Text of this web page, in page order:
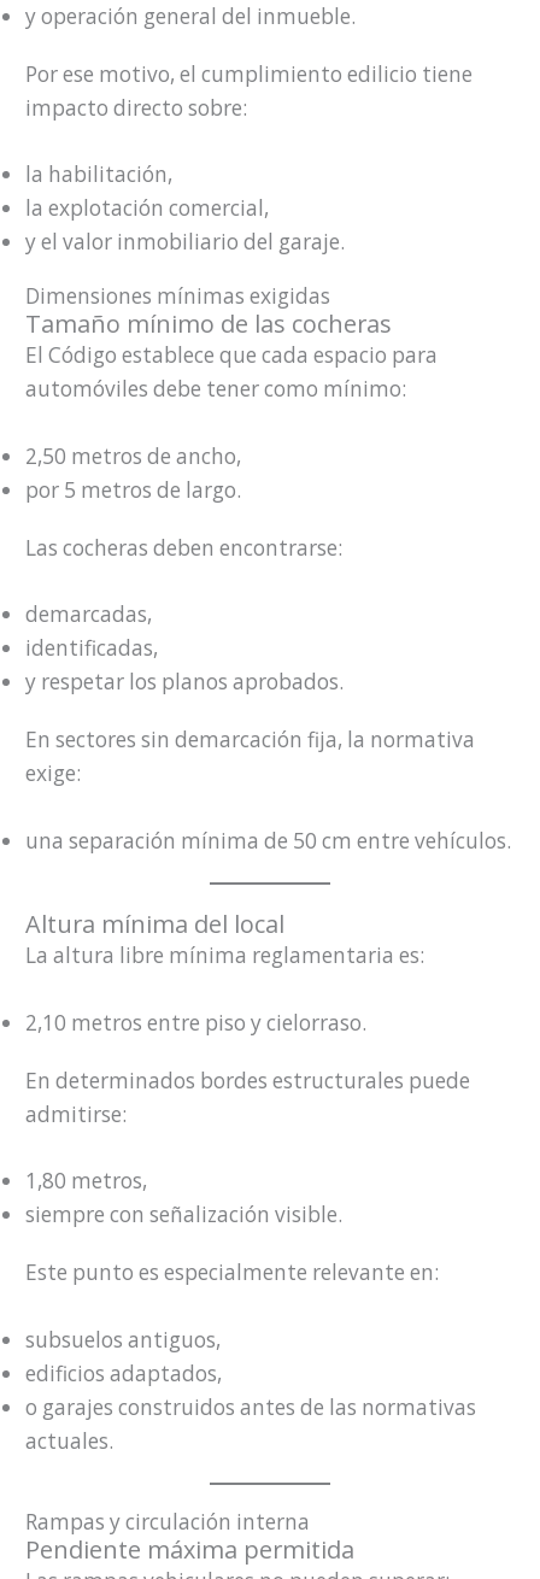
y operación general del inmueble.
Por ese motivo, el cumplimiento edilicio tiene
impacto directo sobre:
la habilitación,
la explotación comercial,
y el valor inmobiliario del garaje.
Dimensiones mínimas exigidas
Tamaño mínimo de las cocheras
El Código establece que cada espacio para
automóviles debe tener como mínimo:
2,50 metros de ancho,
por 5 metros de largo.
Las cocheras deben encontrarse:
demarcadas,
identificadas,
y respetar los planos aprobados.
En sectores sin demarcación fija, la normativa
exige:
una separación mínima de 50 cm entre vehículos.
Altura mínima del local
La altura libre mínima reglamentaria es:
2,10 metros entre piso y cielorraso.
En determinados bordes estructurales puede
admitirse:
1,80 metros,
siempre con señalización visible.
Este punto es especialmente relevante en:
subsuelos antiguos,
edificios adaptados,
o garajes construidos antes de las normativas
actuales.
Rampas y circulación interna
Pendiente máxima permitida